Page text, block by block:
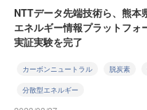
NTTデータ先端技術ら、熊本
エネルギー情報プラットフォ
実証実験を完了
カーボンニュートラル 脱炭素
分散型エネルギー